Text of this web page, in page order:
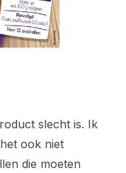
slecht is. Ik
ook niet
die moeten